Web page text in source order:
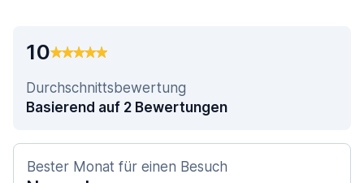
10
Durchschnittsbewertung
Basierend auf 2 Bewertungen
Bester Monat für einen Besuch